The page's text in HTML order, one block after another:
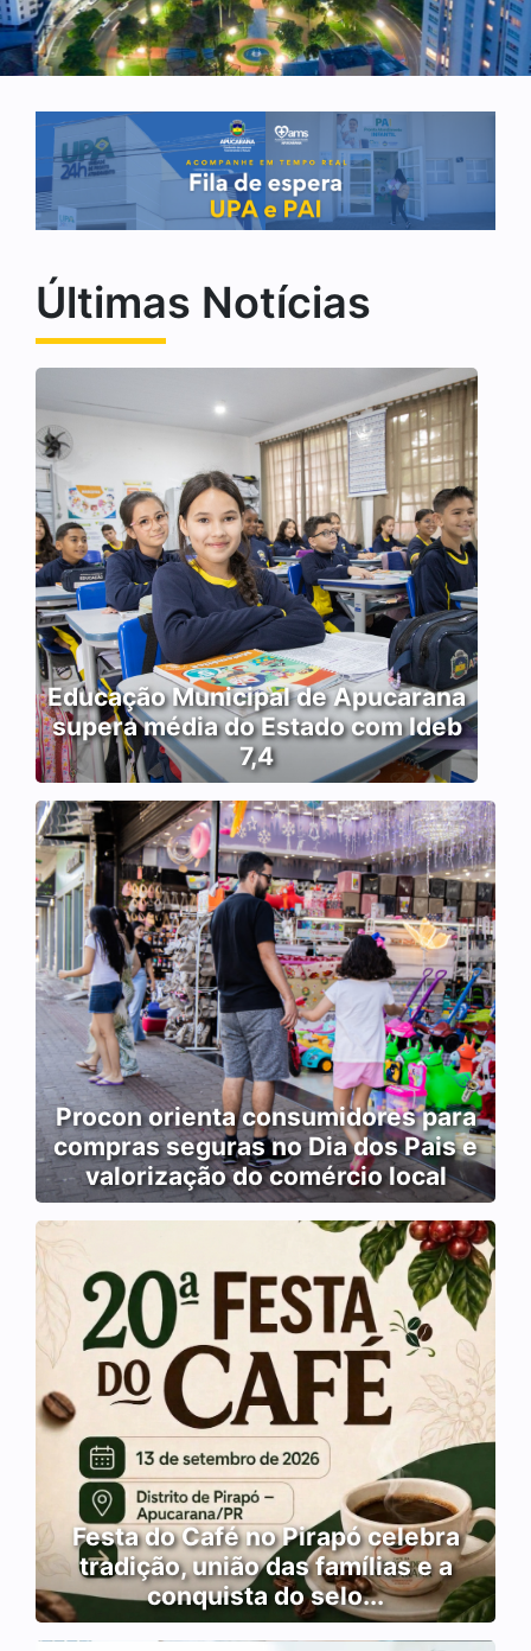
Últimas Notícias
Educação Municipal de Apucarana
supera média do Estado com Ideb
7,4
Procon orienta consumidores para
compras seguras no Dia dos Pais e
valorização do comércio local
Festa do Café no Pirapó celebra
tradição, união das famílias e a
conquista do selo...